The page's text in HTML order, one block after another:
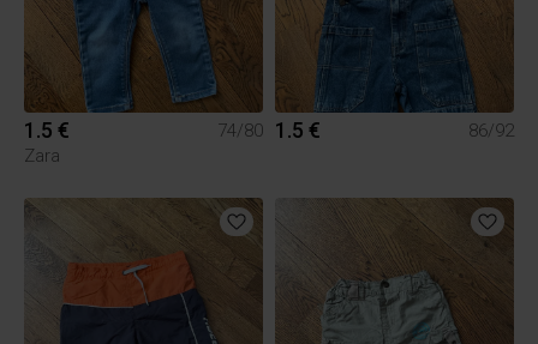
1.5 €
74/80
Zara
1.5 € 86/92